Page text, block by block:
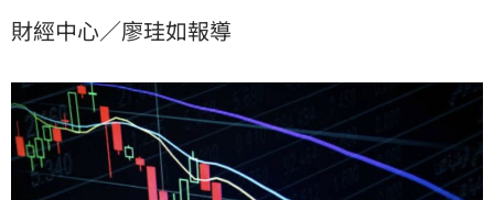
科及華邦電目標價。建議投資人關注終端需求復甦與AI
記憶體產業景氣上升循環。
財經中心／廖珪如報導